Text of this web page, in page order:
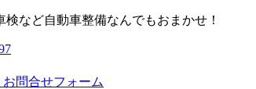
など自動車整備なんでもおまかせ！
お問合せフォーム